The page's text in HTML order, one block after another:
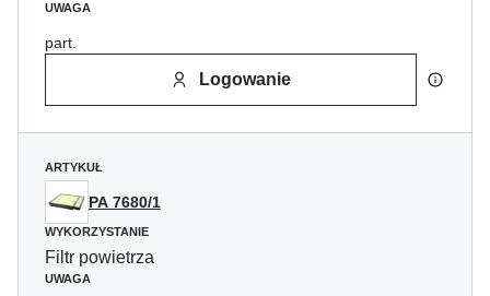
UWAGA
part.
Logowanie
ARTYKUŁ
PA 7680/1
WYKORZYSTANIE
Filtr powietrza
UWAGA